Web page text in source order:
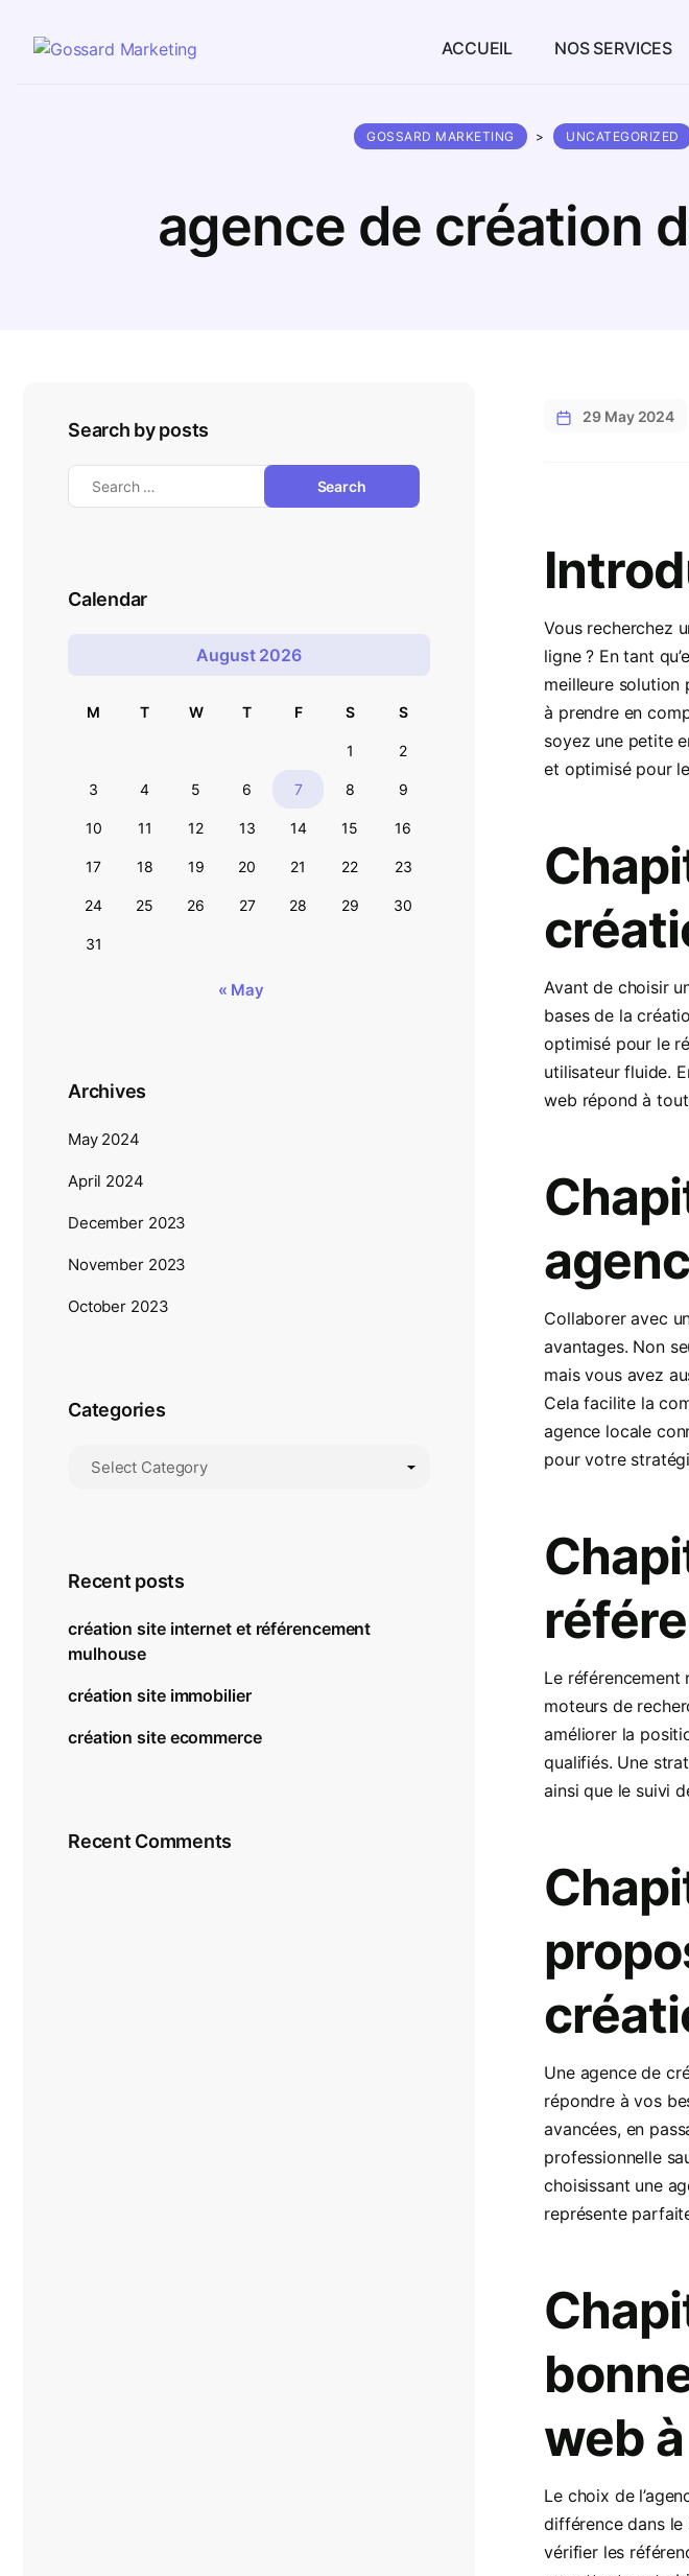
ACCUEIL NOS SERVICES
agence de création
GOSSARD MARKETING > UNCATEGORIZED
29 May 2024
Vous recherchez
ligne ? En tant
meilleure solution
à prendre en
soyez une petite
et optimisé pour
Avant de choisir
bases de la
optimisé pour le
utilisateur fluide.
web répond à
Collaborer avec
avantages. Non
mais vous avez
Cela facilite la
agence locale
pour votre
Le référencement
moteurs de
améliorer la
qualifiés. Une
ainsi que le suivi
Une agence de
répondre à vos
avancées, en
professionnelle
choisissant une
représente
web
Le choix de
différence dans le
vérifier les
Search by posts
Calendar
August 2026
M T W T F S S
1 2
3 4 5 6 7 8 9
10 11 12 13 14 15 16
17 18 19 20 21 22 23
24 25 26 27 28 29 30
31
« May
Archives
May 2024
April 2024
December 2023
November 2023
October 2023
Categories
Recent posts
création site internet et référencement
mulhouse
création site immobilier
création site ecommerce
Recent Comments